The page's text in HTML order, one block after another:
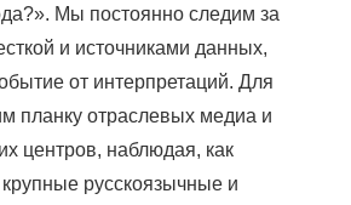
Мы постоянно следим за
и источниками данных,
от интерпретаций. Для
планку отраслевых медиа и
центров, наблюдая, как
русскоязычные и